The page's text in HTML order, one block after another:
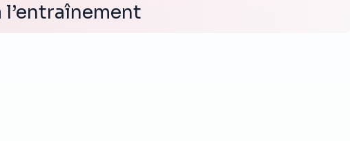
l’entraînement